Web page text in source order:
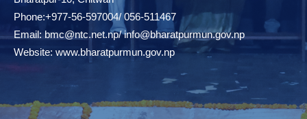
Phone:+977-56-597004/ 056-511467
Email:bmc@ntc.net.np/info@bharatpurmun.gov.np
Website: www.bharatpurmun.gov.np